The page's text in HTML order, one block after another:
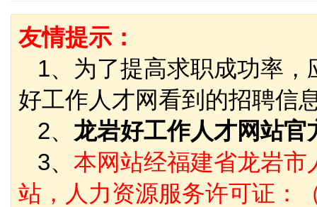
友情提示：
1、为了提高求职成功率，
好工作人才网看到的招聘信
2、 龙岩好工作人才网站
3、 本网站经福建省龙岩
站，人力资源服务许可证：